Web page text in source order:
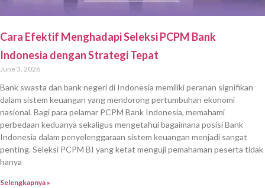
Cara Efektif Menghadapi Seleksi PCPM Bank
Indonesia dengan Strategi Tepat
June 3, 2026
Bank swasta dan bank negeri di Indonesia memiliki peranan signifikan
dalam sistem keuangan yang mendorong pertumbuhan ekonomi
nasional. Bagi para pelamar PCPM Bank Indonesia, memahami
perbedaan keduanya sekaligus mengetahui bagaimana posisi Bank
Indonesia dalam penyelenggaraan sistem keuangan menjadi sangat
penting. Seleksi PCPM BI yang ketat menguji pemahaman peserta tidak
hanya
Selengkapnya »